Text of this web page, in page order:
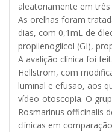
aleatoriamente em
As orelhas foram
dias, com 0,1mL de
propilenoglicol (GI),
A avalição clínica foi
Hellström, com
luminal e efusão, aos
vídeo-otoscopia. O
Rosmarinus officinalis
clínicas em